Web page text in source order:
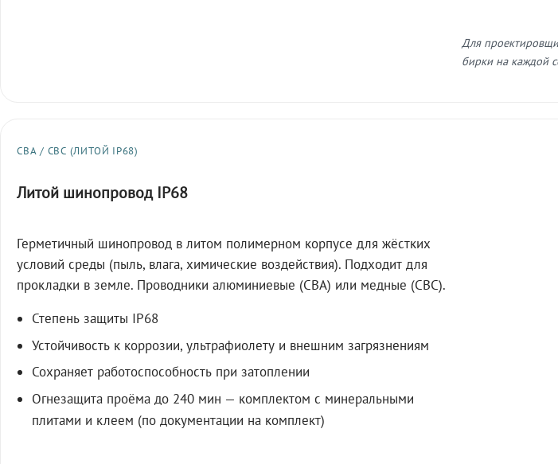
Для
бирки на каждой
СВА / СВС (ЛИТОЙ IP68)
Литой шинопровод IP68
Герметичный шинопровод в литом полимерном корпусе для жёстких
условий среды (пыль, влага, химические воздействия). Подходит для
прокладки в земле. Проводники алюминиевые (СВА) или медные (СВС).
Степень защиты IP68
Устойчивость к коррозии, ультрафиолету и внешним загрязнениям
Сохраняет работоспособность при затоплении
Огнезащита проёма до 240 мин — комплектом с минеральными
плитами и клеем (по документации на комплект)